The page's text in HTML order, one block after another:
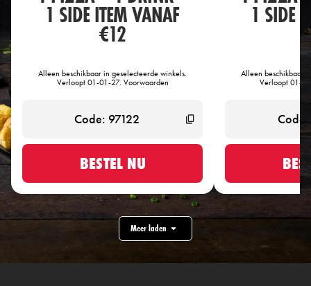
1 SIDE ITEM VANAF
€12
Alleen beschikbaar in geselecteerde winkels.
Verloopt 01-01-27. Voorwaarden
BESTEL NU
1 SIDE
Alleen beschikbaar
Verloopt 01-
Meer laden